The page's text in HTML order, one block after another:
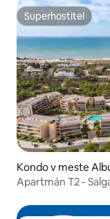
Superhostiteľ
Superhostiteľ
Kondo v meste
Apartmán T2 -